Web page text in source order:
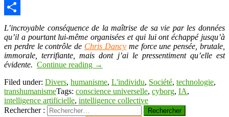
Copy
Link
Partager
L’incroyable conséquence de la maîtrise de sa vie par les données
qu’il a pourtant lui-même organisées et qui lui ont échappé jusqu’à
en perdre le contrôle de Chris Dancyme force une pensée, brutale,
immorale, terrifiante, mais dont j’ai le pressentiment qu’elle est
évidente. Continue reading →
Filed under: Divers, humanisme, L'individu, Société, technologie,
transhumanismeTags: conscience universelle, cyborg, IA,
intelligence artificielle, intelligence collective
Rechercher :